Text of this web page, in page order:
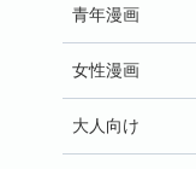
青年漫画
女性漫画
大人向け